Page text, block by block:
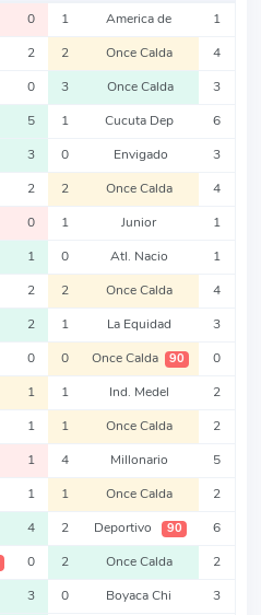
0 1 America de 1
2 2 Once Calda 4
0 3 Once Calda 3
5 1 Cucuta Dep 6
3 0 Envigado 3
2 2 Once Calda 4
0 1 Junior 1
1 0 Atl. Nacio 1
2 2 Once Calda 4
2 1 La Equidad 3
0 0 Once Calda 90 0
1 1 Ind. Medel 2
1 1 Once Calda 2
1 4 Millonario 5
1 1 Once Calda 2
4 2 Deportivo 90 6
0 2 Once Calda 2
3 0 Boyaca Chi 3